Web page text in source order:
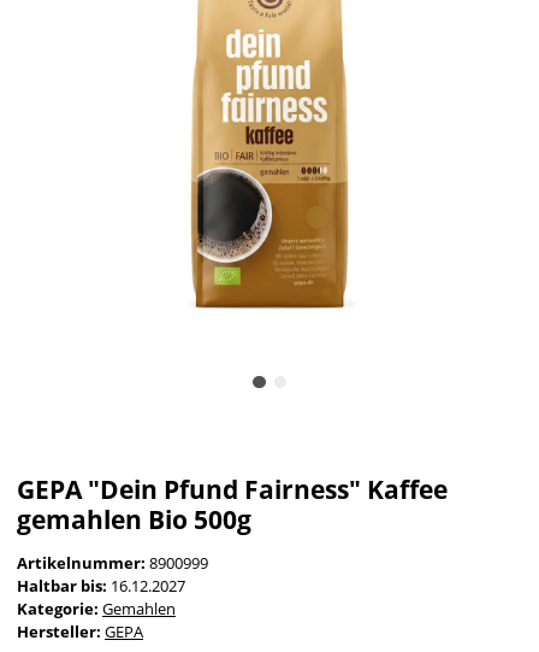
GEPA "Dein Pfund Fairness" Kaffee
gemahlen Bio 500g
Artikelnummer: 8900999
Haltbar bis: 16.12.2027
Kategorie: Gemahlen
Hersteller: GEPA